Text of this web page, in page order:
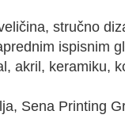
stručno
ispisnim
akril, keramiku,
Sena Printing